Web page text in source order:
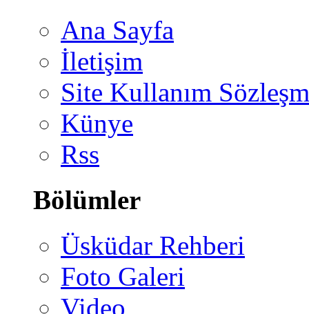
Ana Sayfa
İletişim
Site Kullanım
Künye
Rss
Bölümler
Üsküdar Rehberi
Foto Galeri
Video